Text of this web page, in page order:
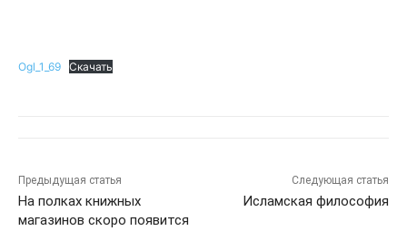
Ogl_1_69 Скачать
Предыдущая статья
На полках книжных
магазинов скоро появится
Следующая статья
Исламская философия